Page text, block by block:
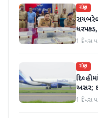
રાષ્ટ્રીય
કર્યા
1 દિવસ
રાષ્ટ્રીય
અસર;
જાહેર
1 દિવસ